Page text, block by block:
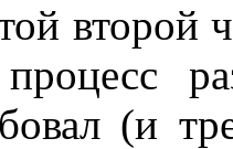
второй
процесс
(и